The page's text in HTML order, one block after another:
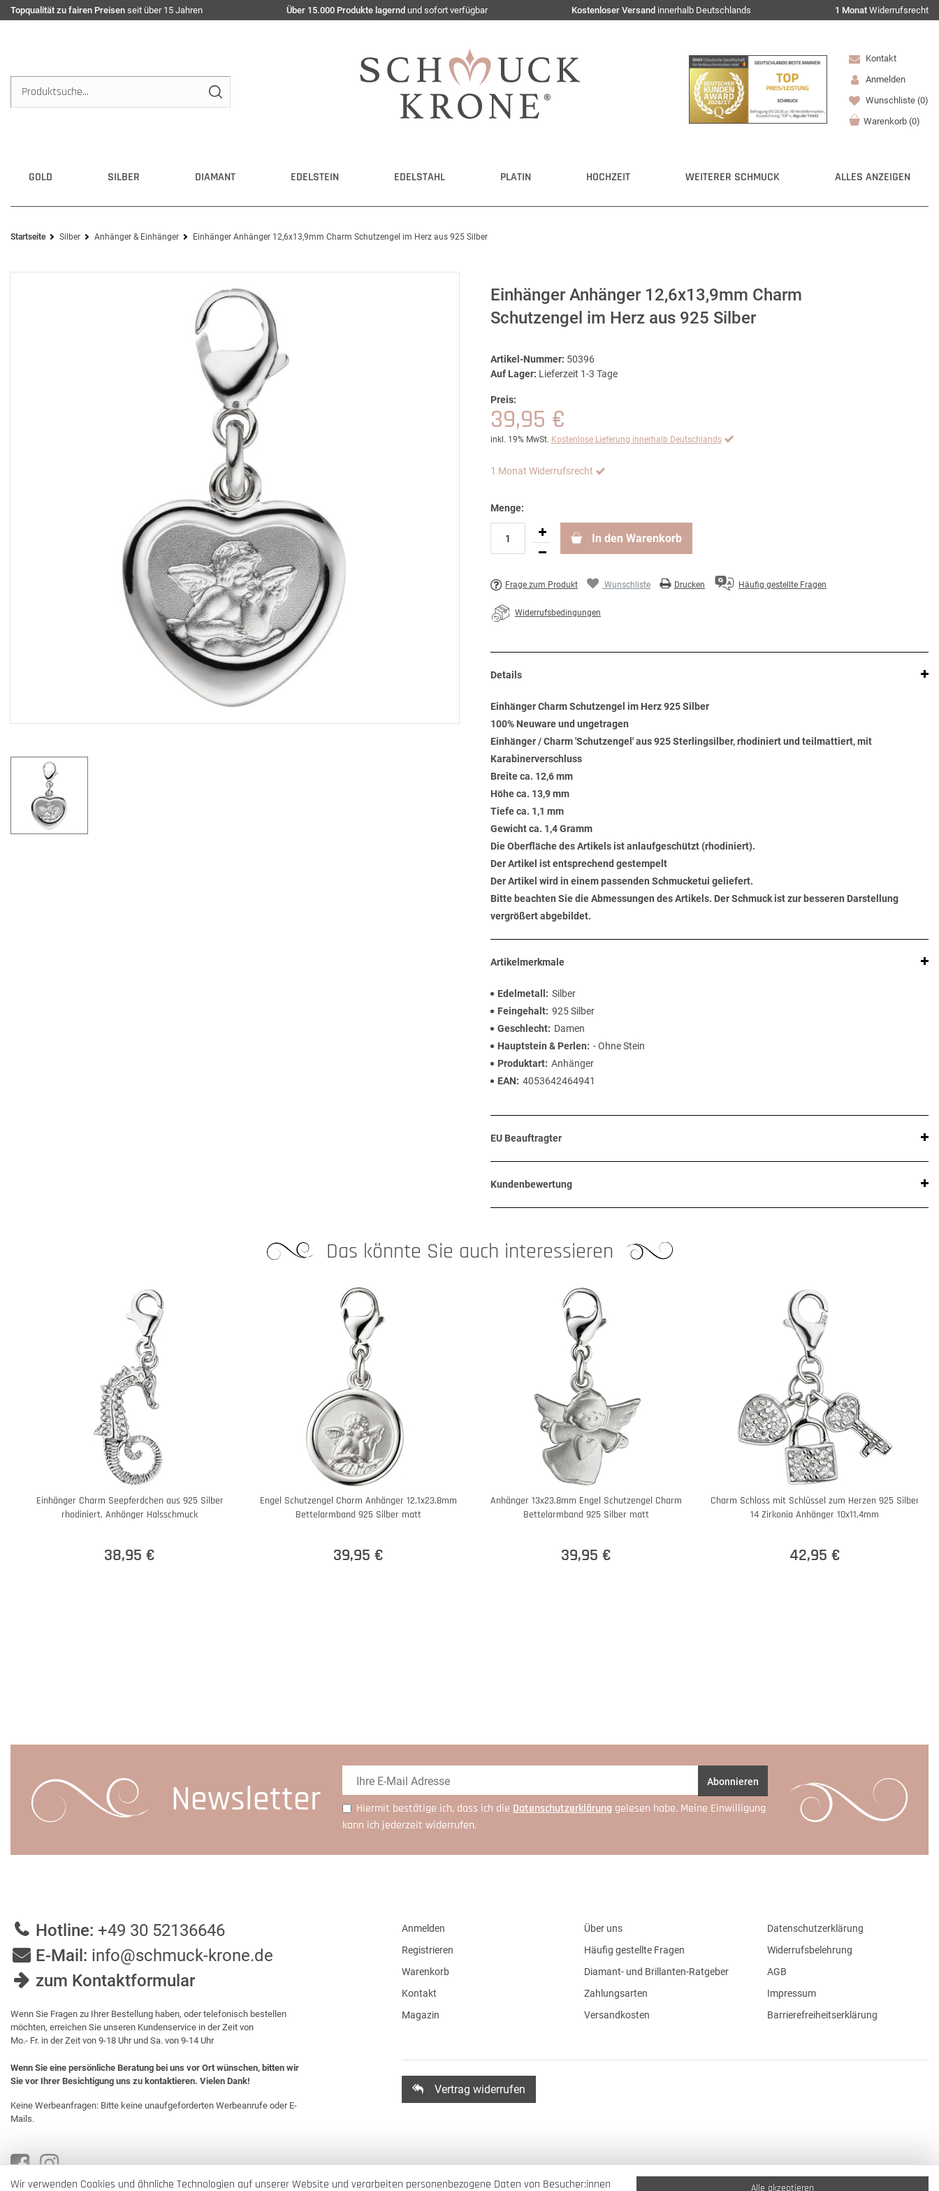
Topqualität zu fairen Preisen seit über 15 Jahren Über 15.000 Produkte lagernd und sofort verfügbar Kostenloser Versand innerhalb Deutschlands 1 Monat Widerrufsrecht
Kontakt
Anmelden
Wunschliste (0)
Warenkorb (0)
GOLD SILBER DIAMANT EDELSTEIN EDELSTAHL PLATIN HOCHZEIT WEITERER SCHMUCK ALLES ANZEIGEN
Startseite Silber Anhänger & Einhänger Einhänger Anhänger 12,6x13,9mm Charm Schutzengel im Herz aus 925 Silber
Einhänger Anhänger 12,6x13,9mm Charm
Schutzengel im Herz aus 925 Silber
Artikel-Nummer: 50396
Auf Lager: Lieferzeit 1-3 Tage
Preis:
39,95 €
inkl. 19% MwSt. Kostenlose Lieferung innerhalb Deutschlands
1 Monat Widerrufsrecht
Menge:
In den Warenkorb
Frage zum Produkt Wunschliste Drucken Häufig gestellte Fragen
Widerrufsbedingungen
Details
Einhänger Charm Schutzengel im Herz 925 Silber
100% Neuware und ungetragen
Einhänger / Charm 'Schutzengel' aus 925 Sterlingsilber, rhodiniert und teilmattiert, mit
Karabinerverschluss
Breite ca. 12,6 mm
Höhe ca. 13,9 mm
Tiefe ca. 1,1 mm
Gewicht ca. 1,4 Gramm
Die Oberfläche des Artikels ist anlaufgeschützt (rhodiniert).
Der Artikel ist entsprechend gestempelt
Der Artikel wird in einem passenden Schmucketui geliefert.
Bitte beachten Sie die Abmessungen des Artikels. Der Schmuck ist zur besseren Darstellung
vergrößert abgebildet.
Artikelmerkmale
Edelmetall
Silber
Feingehalt 925 Silber
Geschlecht
Damen
Hauptstein & Perlen
- Ohne Stein
Produktart Anhänger
EAN
4053642464941
EU Beauftragter
Kundenbewertung
Das könnte Sie auch interessieren
Einhänger Charm Seepferdchen aus 925 Silber
rhodiniert, Anhänger Halsschmuck
38,95 €
Engel Schutzengel Charm Anhänger 12,1x23,8mm
Bettelarmband 925 Silber matt
39,95 €
Anhänger 13x23,8mm Engel Schutzengel Charm
Bettelarmband 925 Silber matt
39,95 €
Charm Schloss mit Schlüssel zum Herzen 925 Silber
14 Zirkonia Anhänger 10x11,4mm
42,95 €
Newsletter Abonnieren
Hiermit bestätige ich, dass ich die Daten­schutz­erklärung gelesen habe. Meine Einwilligung
kann ich jederzeit widerrufen.
Hotline: +49 30 52136646
E-Mail: info@schmuck-krone.de
zum Kontaktformular
Wenn Sie Fragen zu Ihrer Bestellung haben, oder telefonisch bestellen
möchten, erreichen Sie unseren Kundenservice in der Zeit von
Mo.- Fr. in der Zeit von 9-18 Uhr und Sa. von 9-14 Uhr
Wenn Sie eine persönliche Beratung bei uns vor Ort wünschen, bitten wir
Sie vor Ihrer Besichtigung uns zu kontaktieren. Vielen Dank!
Keine Werbeanfragen: Bitte keine unaufgeforderten Werbeanrufe oder E-
Mails.
Anmelden
Registrieren
Warenkorb
Kontakt
Magazin
Über uns
Häufig gestellte Fragen
Diamant- und Brillanten-Ratgeber
Zahlungsarten
Versandkosten
Datenschutzerklärung
Widerrufsbelehrung
AGB
Impressum
Barrierefreiheitserklärung
Vertrag widerrufen
Wir verwenden Cookies und ähnliche Technologien auf unserer Website und verarbeiten personenbezogene Daten von Besucher:innen Alle akzeptieren